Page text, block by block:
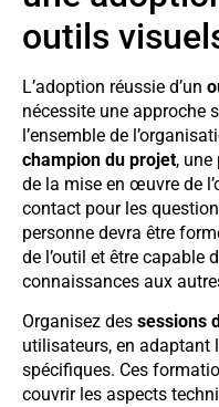
outils
L’adoption réussie d’un
nécessite une approche
l’ensemble de
champion du projet, une
de la mise en œuvre de
contact pour les
personne devra être
de l’outil et être capable
connaissances aux
Organisez des sessions
utilisateurs, en adaptant
spécifiques. Ces
couvrir les aspects